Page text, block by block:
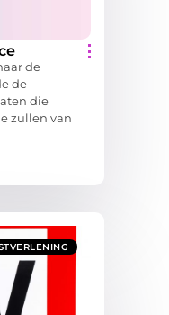
de
de
die
zullen van